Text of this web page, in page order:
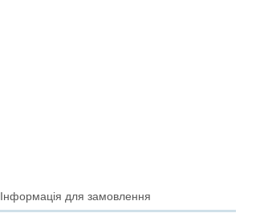
Інформація для замовлення